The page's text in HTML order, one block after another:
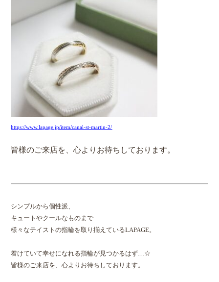
https://www.lapage.jp/item/canal-st-martin-2/
皆様のご来店を、心よりお待ちしております。
シンプルから個性派、
キュートやクールなものまで
様々なテイストの指輪を取り揃えているLAPAGE。
着けていて幸せになれる指輪が見つかるはず…☆
皆様のご来店を、心よりお待ちしております。